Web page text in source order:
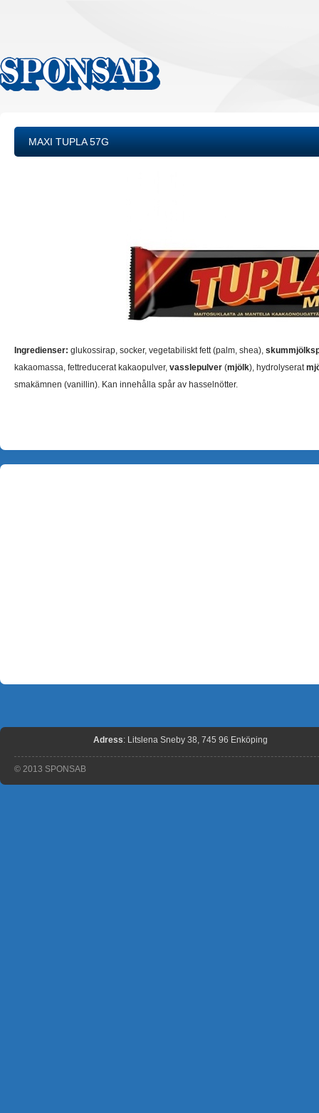
MAXI TUPLA 57G
Ingredienser: glukossirap, socker, vegetabiliskt fett (palm, shea),
kakaomassa, fettreducerat kakaopulver, vasslepulver (mjölk), hydrolyserat
smakämnen (vanillin). Kan innehålla spår av hasselnötter.
Adress: Litslena Sneby 38, 745 96 Enköping
© 2013 SPONSAB